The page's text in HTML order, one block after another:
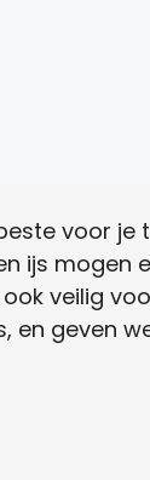
voor
ijs mogen
veilig
en geven